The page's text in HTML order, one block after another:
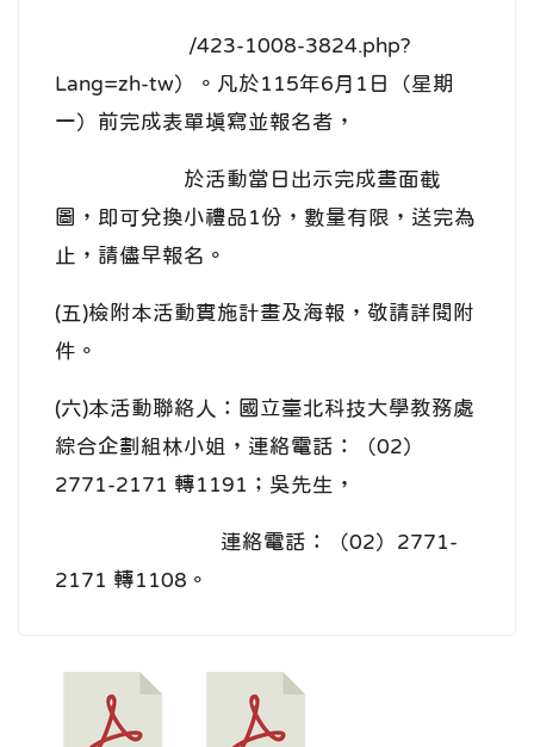
/423-1008-3824.php?
Lang=zh-tw）。凡於115年6月1日（星期
一）前完成表單填寫並報名者，
於活動當日出示完成畫面截
圖，即可兌換小禮品1份，數量有限，送完為
止，請儘早報名。
(五)檢附本活動實施計畫及海報，敬請詳閱附
件。
(六)本活動聯絡人：國立臺北科技大學教務處
綜合企劃組林小姐，連絡電話：（02）
2771-2171 轉1191；吳先生，
連絡電話：（02）2771-
2171 轉1108。